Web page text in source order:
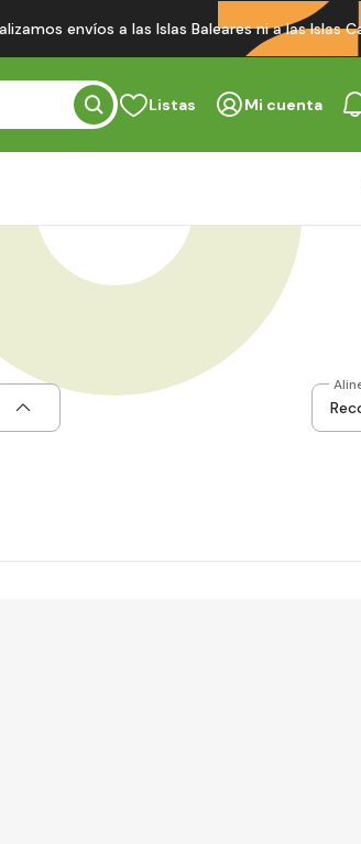
envíos a las Islas Baleares ni a las Islas
Listas Mi cuenta